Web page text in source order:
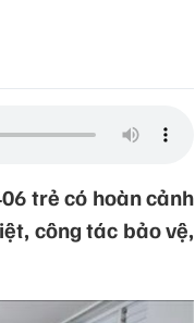
trẻ có hoàn cảnh
công tác bảo vệ,